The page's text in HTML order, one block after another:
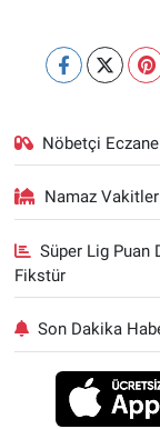
Nöbetçi
Namaz
Süper Lig Puan
Fikstür
Son Dakika